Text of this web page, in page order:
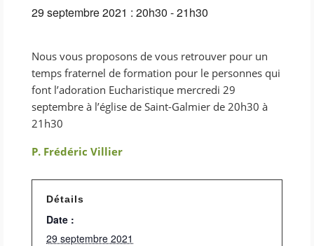
29 septembre 2021 : 20h30 -21h30
Nous vous proposons de vous retrouver pour un
temps fraternel de formation pour le personnes qui
font l’adoration Eucharistique mercredi 29
septembre à l’église de Saint-Galmier de 20h30 à
21h30
P. Frédéric Villier
Détails
Date :
29 septembre 2021